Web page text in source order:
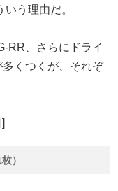
う理由だ。
RR、さらにドライ
くつくが、それぞ
）